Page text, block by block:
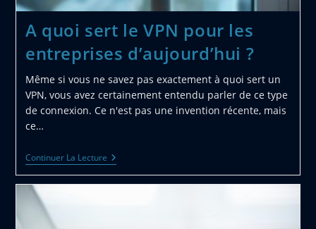
A quoi sert le VPN pour les
entreprises d’aujourd’hui ?
Même si vous ne savez pas exactement à quoi sert un
VPN, vous avez certainement entendu parler de ce type
de connexion. Ce n'est pas une invention récente, mais
ce…
Continuer La LectureA
Quoi
Sert